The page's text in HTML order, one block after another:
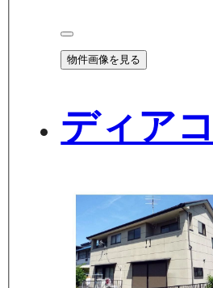
物件画像を見る
ディア